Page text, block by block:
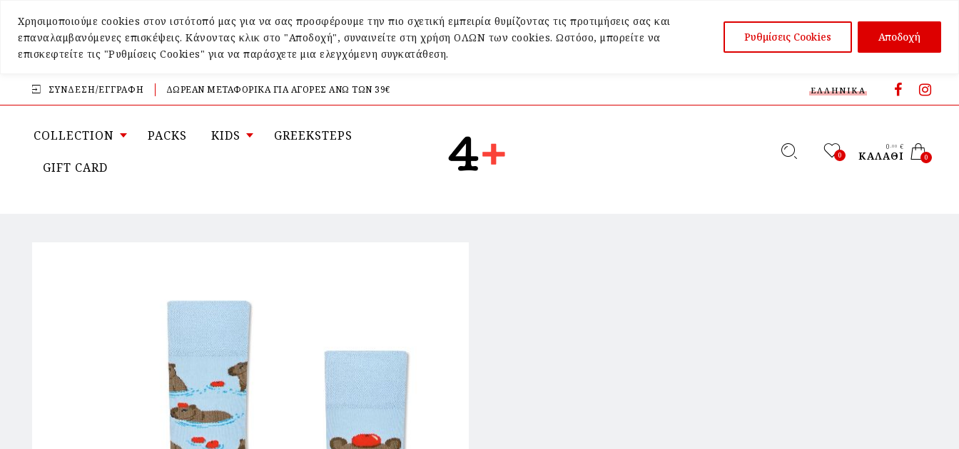
Χρησιμοποιούμε cookies στον ιστότοπό μας για να σας προσφέρουμε την πιο σχετική εμπειρία θυμίζοντας τις προτιμήσεις σας και
επαναλαμβανόμενες επισκέψεις. Κάνοντας κλικ στο "Αποδοχή", συναινείτε στη χρήση ΟΛΩΝ των cookies. Ωστόσο, μπορείτε να
επισκεφτείτε τις "Ρυθμίσεις Cookies" για να παράσχετε μια ελεγχόμενη συγκατάθεση.
Ρυθμίσεις Cookies Αποδοχή
ΣΎΝΔΕΣΗ/ΕΓΓΡΑΦΉ ΔΩΡΕΑΝ ΜΕΤΑΦΟΡΙΚΑ ΓΙΑ ΑΓΟΡΕΣ ΑΝΩ ΤΩΝ 39€ ΕΛΛΗΝΙΚΆ
COLLECTION PACKS KIDS GREEKSTEPS
GIFT CARD
0
0 ,00 €
ΚΑΛΆΘΙ 0